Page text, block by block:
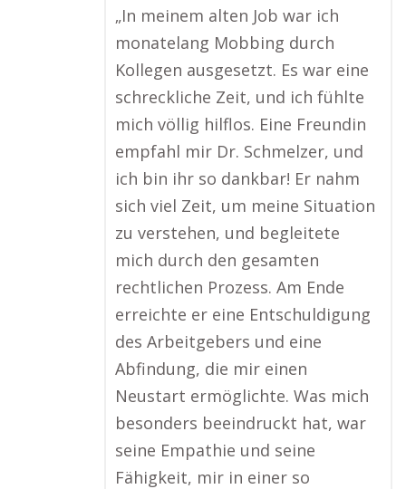
„In meinem alten Job war ich
monatelang Mobbing durch
Kollegen ausgesetzt. Es war eine
schreckliche Zeit, und ich fühlte
mich völlig hilflos. Eine Freundin
empfahl mir Dr. Schmelzer, und
ich bin ihr so dankbar! Er nahm
sich viel Zeit, um meine Situation
zu verstehen, und begleitete
mich durch den gesamten
rechtlichen Prozess. Am Ende
erreichte er eine Entschuldigung
des Arbeitgebers und eine
Abfindung, die mir einen
Neustart ermöglichte. Was mich
besonders beeindruckt hat, war
seine Empathie und seine
Fähigkeit, mir in einer so